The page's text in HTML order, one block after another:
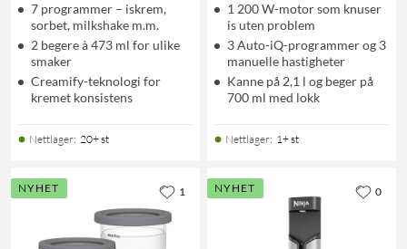
7 programmer – iskrem,
sorbet, milkshake m.m.
2 begere à 473 ml for ulike
smaker
Creamify-teknologi for
kremet konsistens
Nettlager: 20+ st
1 200 W-motor som knuser
is uten problem
3 Auto-iQ-programmer og 3
manuelle hastigheter
Kanne på 2,1 l og beger på
700 ml med lokk
Nettlager: 1+ st
NYHET 1 NYHET 0